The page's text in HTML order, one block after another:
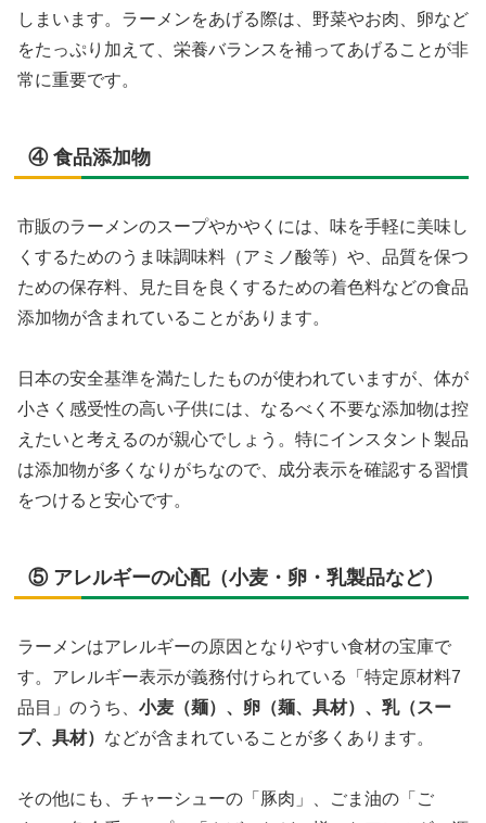
しまいます。ラーメンをあげる際は、野菜やお肉、卵など
をたっぷり加えて、栄養バランスを補ってあげることが非
常に重要です。
④ 食品添加物
市販のラーメンのスープやかやくには、味を手軽に美味し
くするためのうま味調味料（アミノ酸等）や、品質を保つ
ための保存料、見た目を良くするための着色料などの食品
添加物が含まれていることがあります。
日本の安全基準を満たしたものが使われていますが、体が
小さく感受性の高い子供には、なるべく不要な添加物は控
えたいと考えるのが親心でしょう。特にインスタント製品
は添加物が多くなりがちなので、成分表示を確認する習慣
をつけると安心です。
⑤ アレルギーの心配（小麦・卵・乳製品など）
ラーメンはアレルギーの原因となりやすい食材の宝庫で
す。アレルギー表示が義務付けられている「特定原材料7
品目」のうち、 小麦（麺）、卵（麺、具材）、乳（スー
プ、具材） などが含まれていることが多くあります。
その他にも、チャーシューの「豚肉」、ごま油の「ご